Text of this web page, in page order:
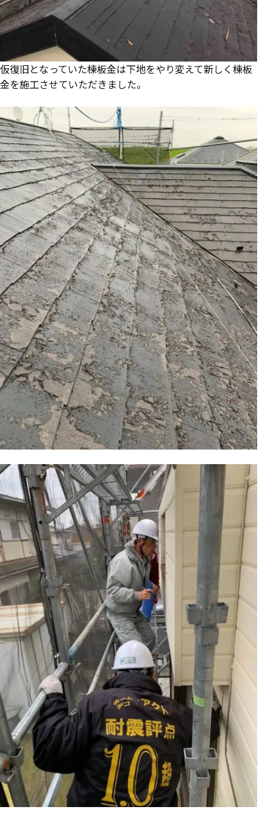
仮復旧となっていた棟板金は下地をやり変えて新しく棟板
金を施工させていただきました。